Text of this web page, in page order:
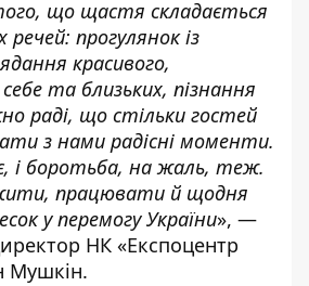
що щастя складається
прогулянок із
красивого,
та близьких, пізнання
раді, що стільки гостей
з нами радісні моменти.
боротьба, на жаль, теж.
працювати й щодня
у перемогу України», —
НК «Експоцентр
Мушкін.